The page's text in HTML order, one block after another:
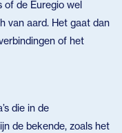
of de Euregio wel
van aard. Het gaat dan
of het
die in de
de bekende, zoals het